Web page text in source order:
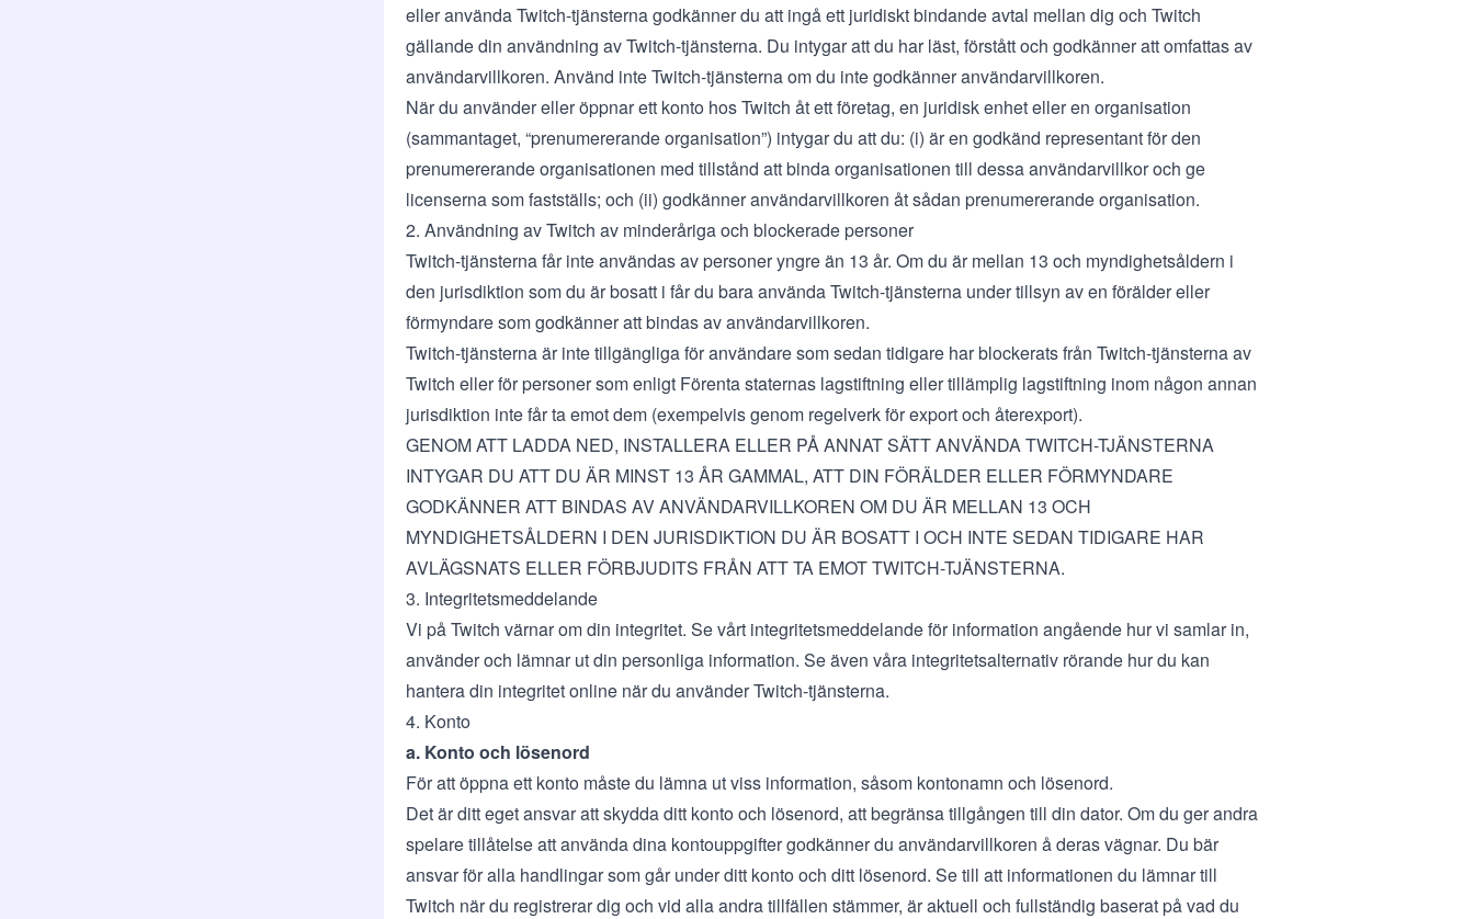
eller använda Twitch-tjänsterna godkänner du att ingå ett juridiskt bindande avtal mellan dig och Twitch
gällande din användning av Twitch-tjänsterna. Du intygar att du har läst, förstått och godkänner att omfattas av
användarvillkoren. Använd inte Twitch-tjänsterna om du inte godkänner användarvillkoren.
När du använder eller öppnar ett konto hos Twitch åt ett företag, en juridisk enhet eller en organisation
(sammantaget, “prenumererande organisation”) intygar du att du: (i) är en godkänd representant för den
prenumererande organisationen med tillstånd att binda organisationen till dessa användarvillkor och ge
licenserna som fastställs; och (ii) godkänner användarvillkoren åt sådan prenumererande organisation.
2. Användning av Twitch av minderåriga och blockerade personer
Twitch-tjänsterna får inte användas av personer yngre än 13 år. Om du är mellan 13 och myndighetsåldern i
den jurisdiktion som du är bosatt i får du bara använda Twitch-tjänsterna under tillsyn av en förälder eller
förmyndare som godkänner att bindas av användarvillkoren.
Twitch-tjänsterna är inte tillgängliga för användare som sedan tidigare har blockerats från Twitch-tjänsterna av
Twitch eller för personer som enligt Förenta staternas lagstiftning eller tillämplig lagstiftning inom någon annan
jurisdiktion inte får ta emot dem (exempelvis genom regelverk för export och återexport).
GENOM ATT LADDA NED, INSTALLERA ELLER PÅ ANNAT SÄTT ANVÄNDA TWITCH-TJÄNSTERNA
INTYGAR DU ATT DU ÄR MINST 13 ÅR GAMMAL, ATT DIN FÖRÄLDER ELLER FÖRMYNDARE
GODKÄNNER ATT BINDAS AV ANVÄNDARVILLKOREN OM DU ÄR MELLAN 13 OCH
MYNDIGHETSÅLDERN I DEN JURISDIKTION DU ÄR BOSATT I OCH INTE SEDAN TIDIGARE HAR
AVLÄGSNATS ELLER FÖRBJUDITS FRÅN ATT TA EMOT TWITCH-TJÄNSTERNA.
3. Integritetsmeddelande
Vi på Twitch värnar om din integritet. Se vårt integritetsmeddelandeför information angående hur vi samlar in,
använder och lämnar ut din personliga information. Se även våra integritetsalternativ rörande hur du kan
hantera din integritet online när du använder Twitch-tjänsterna.
4. Konto
a. Konto och lösenord
För att öppna ett konto måste du lämna ut viss information, såsom kontonamn och lösenord.
Det är ditt eget ansvar att skydda ditt konto och lösenord, att begränsa tillgången till din dator. Om du ger andra
spelare tillåtelse att använda dina kontouppgifter godkänner du användarvillkoren å deras vägnar. Du bär
ansvar för alla handlingar som går under ditt konto och ditt lösenord. Se till att informationen du lämnar till
Twitch när du registrerar dig och vid alla andra tillfällen stämmer, är aktuell och fullständig baserat på vad du